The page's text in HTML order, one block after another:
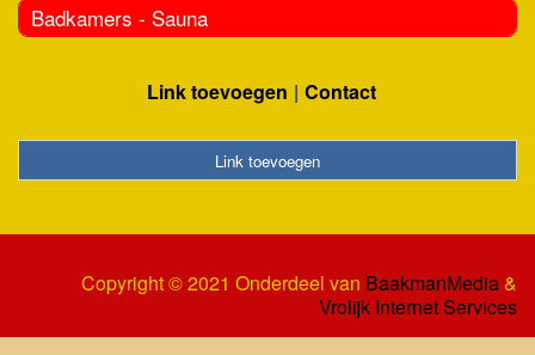
Badkamers - Sauna
Link toevoegen Contact
Link toevoegen
Copyright © 2021 Onderdeel van BaakmanMedia&
Vrolijk Internet Services